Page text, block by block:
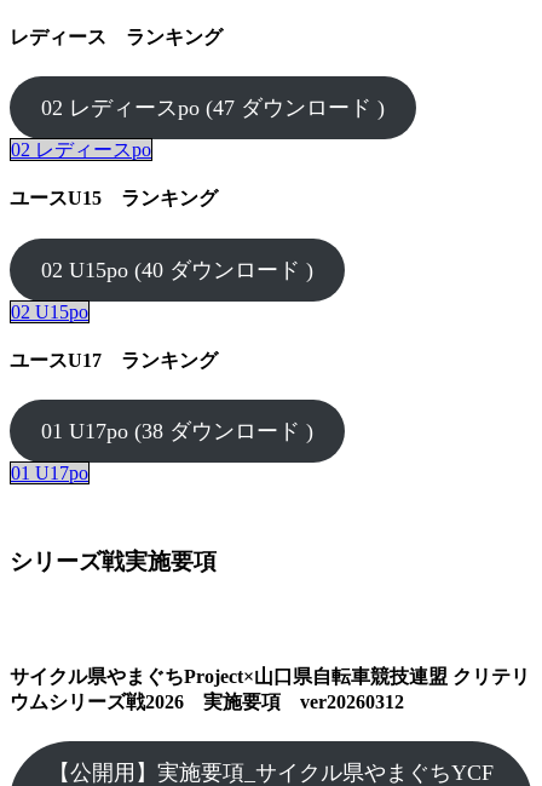
レディース ランキング
02 レディースpo (47 ダウンロード )
02 レディースpo
ユースU15 ランキング
02 U15po (40 ダウンロード )
02 U15po
ユースU17 ランキング
01 U17po (38 ダウンロード )
01 U17po
シリーズ戦実施要項
サイクル県やまぐちProject×山口県自転車競技連盟 クリテリ
ウムシリーズ戦2026 実施要項 ver20260312
【公開用】実施要項_サイクル県やまぐちYCF